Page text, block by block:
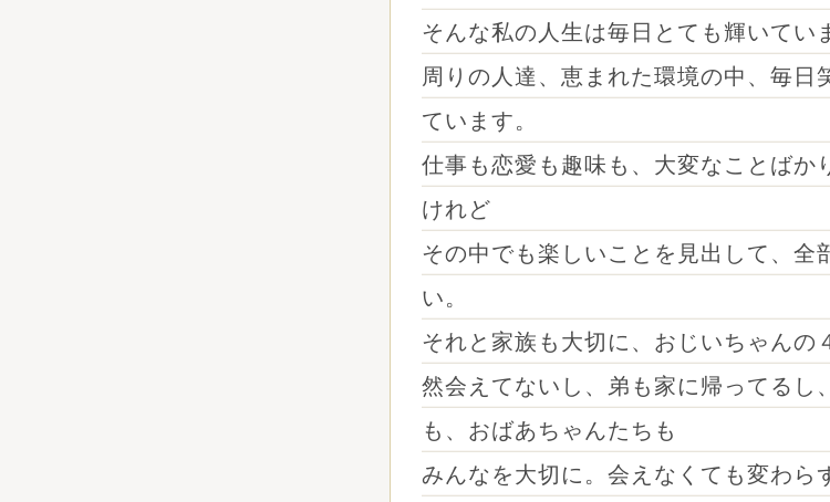
そんな私の人生は毎日とても輝いてい
周りの人達、恵まれた環境の中、毎日
ています。
仕事も恋愛も趣味も、大変なことばか
けれど
その中でも楽しいことを見出して、全
い。
それと家族も大切に、おじいちゃんの
然会えてないし、弟も家に帰ってるし
も、おばあちゃんたちも
みんなを大切に。会えなくても変わら